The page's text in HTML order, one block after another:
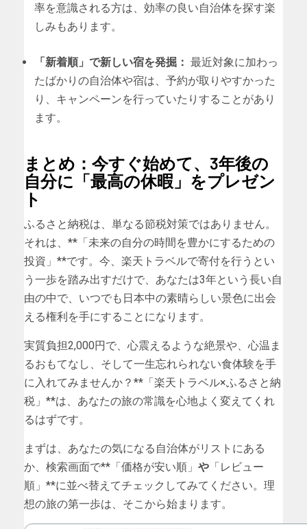
率を意識される方は、効率の良い自治体を探す楽
しみもあります。
「新着順」で新しい宿を発掘： 最近対象に加わっ
たばかりの自治体や宿は、予約が取りやすかった
り、キャンペーンを行っていたりすることがあり
ます。
まとめ：今すぐ始めて、3年後の
自分に「最高の休暇」をプレゼン
ト
ふるさと納税は、単なる節税対策ではありません。
それは、**「未来の自分の時間を豊かにするための
投資」**です。今、楽天トラベルで寄付を行うとい
う一歩を踏み出すだけで、あなたは3年という長い自
由の中で、いつでも日本中の素晴らしい景色に出会
える権利を手にすることになります。
実質負担2,000円で、心震えるような絶景や、心温ま
るおもてなし、そして一生忘れられない食体験を手
に入れてみませんか？**「楽天トラベル×ふるさと納
税」**は、あなたの旅の常識を心地よく変えてくれ
るはずです。
まずは、あなたの気になる自治体がリストにある
か、検索画面で**「価格が安い順」 や 「レビュー
順」**に並べ替えてチェックしてみてください。理
想の旅の第一歩は、そこから始まります。